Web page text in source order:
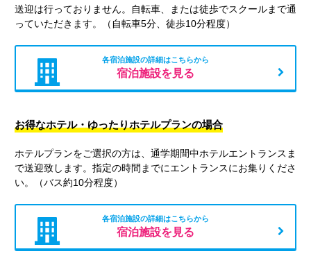
送迎は行っておりません。自転車、または徒歩でスクールまで通
っていただきます。（自転車5分、徒歩10分程度）
各宿泊施設の詳細はこちらから
宿泊施設を見る
お得なホテル・ゆったりホテルプランの場合
ホテルプランをご選択の方は、通学期間中ホテルエントランスま
で送迎致します。指定の時間までにエントランスにお集りくださ
い。（バス約10分程度）
各宿泊施設の詳細はこちらから
宿泊施設を見る